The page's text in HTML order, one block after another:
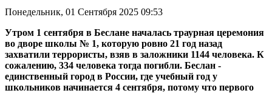
Понедельник, 01 Сентября 2025 09:53
Утром 1 сентября в Беслане началась траурная церемония
во дворе школы № 1, которую ровно 21 год назад
захватили террористы, взяв в заложники 1144 человека. К
сожалению, 334 человека тогда погибли. Беслан -
единственный город в России, где учебный год у
школьников начинается 4 сентября, потому что первого